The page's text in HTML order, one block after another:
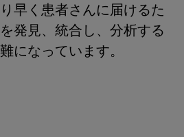
早く患者さんに届けるた
発見、統合し、分析する
になっています。